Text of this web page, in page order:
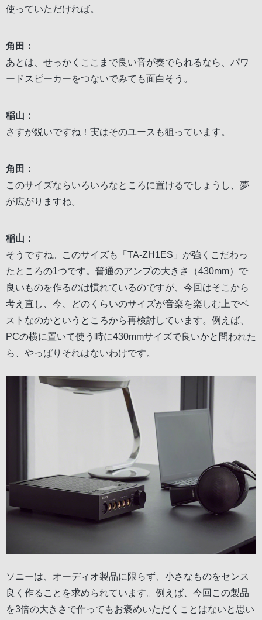
使っていただければ。
角田：
あとは、せっかくここまで良い音が奏でられるなら、パワ
ードスピーカーをつないでみても面白そう。
稲山：
さすが鋭いですね！実はそのユースも狙っています。
角田：
このサイズならいろいろなところに置けるでしょうし、夢
が広がりますね。
稲山：
そうですね。このサイズも「TA-ZH1ES」が強くこだわっ
たところの1つです。普通のアンプの大きさ（430mm）で
良いものを作るのは慣れているのですが、今回はそこから
考え直し、今、どのくらいのサイズが音楽を楽しむ上でベ
ストなのかというところから再検討しています。例えば、
PCの横に置いて使う時に430mmサイズで良いかと問われた
ら、やっぱりそれはないわけです。
ソニーは、オーディオ製品に限らず、小さなものをセンス
良く作ることを求められています。例えば、今回この製品
を3倍の大きさで作ってもお褒めいただくことはないと思い